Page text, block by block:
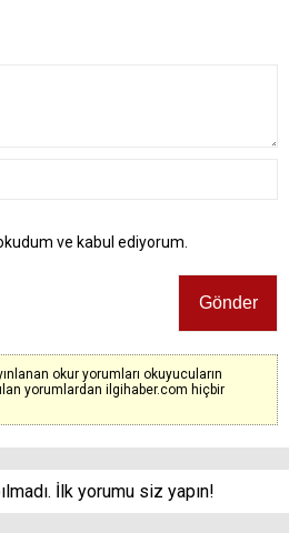
ve kabul ediyorum.
okur yorumları okuyucuların
yorumlardan ilgihaber.com hiçbir
İlk yorumu siz yapın!